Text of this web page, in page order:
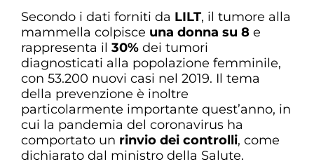
Secondo i dati forniti da LILT, il tumore alla
mammella colpisce una donna su 8 e
rappresenta il 30% dei tumori
diagnosticati alla popolazione femminile,
con 53.200 nuovi casi nel 2019. Il tema
della prevenzione è inoltre
particolarmente importante quest’anno, in
cui la pandemia del coronavirus ha
comportato un rinvio dei controlli, come
dichiarato dal ministro della Salute.